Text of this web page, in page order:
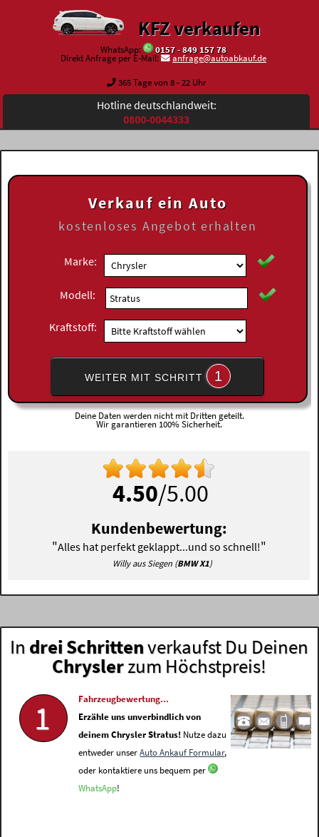
KFZ verkaufen
WhatsApp:
0157 - 849 157 78
Direkt Anfrage per E-Mail:
anfrage@autoabkauf.de
365 Tage von 8 - 22 Uhr
Hotline deutschlandweit:
0800-0044333
Verkauf ein Auto
kostenloses Angebot erhalten
Marke:
Modell:
Kraftstoff:
WEITER MIT SCHRITT 1
Deine Daten werden nicht mit Dritten geteilt.
Wir garantieren 100% Sicherheit.
4.50/5.00
Kundenbewertung:
"Alles hat perfekt geklappt...und so schnell!"
Willy aus Siegen (BMW X1)
In drei Schrittenverkaufst Du Deinen
Chryslerzum Höchstpreis!
1
Fahrzeugbewertung...
Erzähle uns unverbindlich von
deinem Chrysler Stratus! Nutze dazu
entweder unserAuto Ankauf Formular,
oder kontaktiere uns bequem per
WhatsApp!